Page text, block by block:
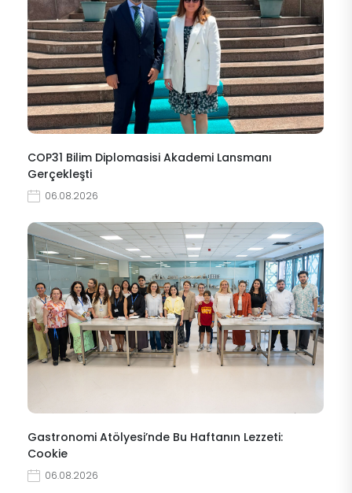
COP31 Bilim Diplomasisi Akademi Lansmanı
Gerçekleşti
06.08.2026
Gastronomi Atölyesi’nde Bu Haftanın Lezzeti:
Cookie
06.08.2026